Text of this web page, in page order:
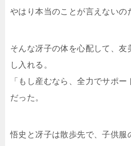
やはり本当のことが言えないの
そんな冴子の体を心配して、友
し入れる。
「もし産むなら、全力でサポ
だった。
悟史と冴子は散歩先で、子供服